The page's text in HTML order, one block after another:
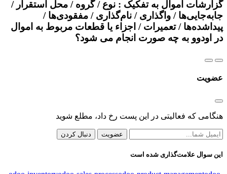
گزارشات اموال به تفکیک : نوع / گروه / محل استقرار /
جابه‌جایی‌ها / واگذاری / نام‌گذاری / مفقودی‌ها /
پیدا‌شده‌‌ها / تعمیرات / اجزاء یا قطعات مربوط به اموال
در اودوو به چه صورت انجام می شود؟
عضویت
هنگامی که فعالیتی در این پست رخ داد، مطلع شوید
عضویت دنبال کردن
این سوال علامت‌گذاری شده است